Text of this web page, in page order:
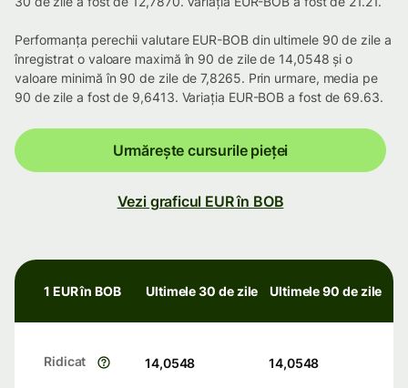
Performanța perechii valutare EUR-BOB din ultimele 90 de zile a
înregistrat o valoare maximă în 90 de zile de 14,0548 și o
valoare minimă în 90 de zile de 7,8265. Prin urmare, media pe
90 de zile a fost de 9,6413. Variația EUR-BOB a fost de 69.63.
Urmărește cursurile pieței
Vezi graficul EUR în BOB
1 EUR în BOB Ultimele 30 de zile Ultimele 90 de zile
Ridicat 14,0548 14,0548